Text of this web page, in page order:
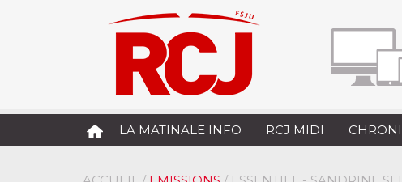
LA MATINALE INFO RCJ MIDI